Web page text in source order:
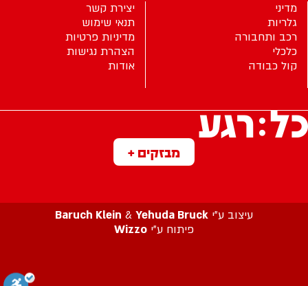
מבזקים +
מדיני
גלריות
רכב ותחבורה
כלכלי
קול כבודה
יצירת קשר
תנאי שימוש
מדיניות פרטיות
הצהרת נגישות
אודות
עיצוב ע”י Baruch Klein & Yehuda Bruck
פיתוח ע”י Wizzo